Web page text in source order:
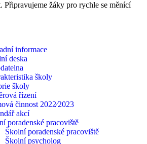
Připravujeme žáky pro rychle se měnící
informace
deska
školy
školy
řízení
činnost 2022⁄2023
akcí
poradenské pracoviště
Školní poradenské pracoviště
Školní psycholog